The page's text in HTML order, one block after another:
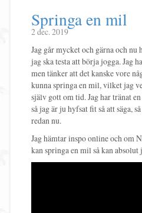
Springa en mil
2 dec. 2019
Jag går mycket och gärna och
jag ska testa att börja jogga. Jag
men tänker att det kanske vore
kunna springa en mil, vilket jag
själv gott om tid. Jag har tränat
så jag är ju hyfsat fit så att säga,
redan nu.
Jag hämtar inspo online och om
kan springa en mil så kan absolut